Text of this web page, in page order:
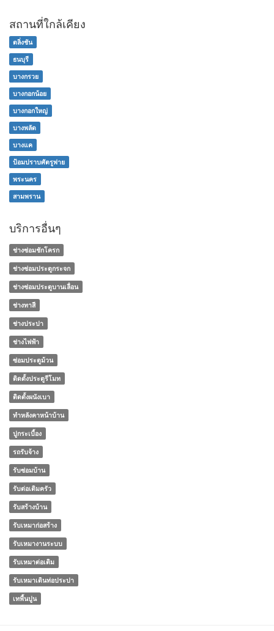
สถานที่ใกล้เคียง
ตลิ่งชัน
ธนบุรี
บางกรวย
บางกอกน้อย
บางกอกใหญ่
บางพลัด
บางแค
ป้อมปราบศัตรูพ่าย
พระนคร
สามพราน
บริการอื่นๆ
ช่างซ่อมชักโครก
ช่างซ่อมประตูกระจก
ช่างซ่อมประตูบานเลื่อน
ช่างทาสี
ช่างประปา
ช่างไฟฟ้า
ซ่อมประตูม้วน
ติดตั้งประตูรีโมท
ติดตั้งผนังเบา
ทําหลังคาหน้าบ้าน
ปูกระเบื้อง
รถรับจ้าง
รับซ่อมบ้าน
รับต่อเติมครัว
รับสร้างบ้าน
รับเหมาก่อสร้าง
รับเหมางานระบบ
รับเหมาต่อเติม
รับเหมาเดินท่อประปา
เทพื้นปูน